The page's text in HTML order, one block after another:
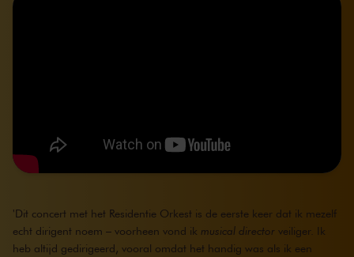
'Dit concert met het Residentie Orkest is de eerste keer dat ik mezelf
echt dirigent noem – voorheen vond ik musical director veiliger. Ik
heb altijd gedirigeerd, vooral omdat het handig was als ik een